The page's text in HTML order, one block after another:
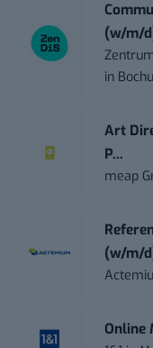
(w/m/
in
Art
P...
meap
(w/m/
Online